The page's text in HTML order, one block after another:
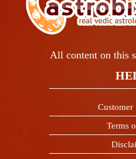
All content on this
Customer
Terms